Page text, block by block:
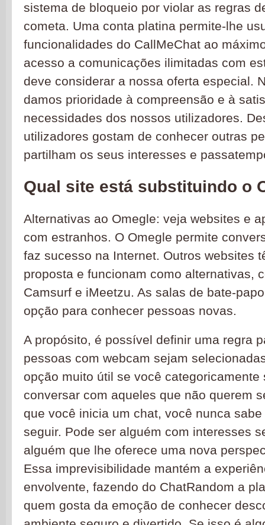
sistema de bloqueio por violar as regras
cometa. Uma conta platina permite-lhe
funcionalidades do CallMeChat ao
acesso a comunicações ilimitadas com
deve considerar a nossa oferta especial.
damos prioridade à compreensão e à
necessidades dos nossos utilizadores.
utilizadores gostam de conhecer outras
partilham os seus interesses e
Qual site está substituindo o
Alternativas ao Omegle: veja websites e
com estranhos. O Omegle permite
faz sucesso na Internet. Outros websites
proposta e funcionam como alternativas,
Camsurf e iMeetzu. As salas de bate-
opção para conhecer pessoas novas.
A propósito, é possível definir uma regra
pessoas com webcam sejam
opção muito útil se você categoricamente
conversar com aqueles que não querem
que você inicia um chat, você nunca
seguir. Pode ser alguém com interesses
alguém que lhe oferece uma nova
Essa imprevisibilidade mantém a
envolvente, fazendo do ChatRandom a
quem gosta da emoção de conhecer